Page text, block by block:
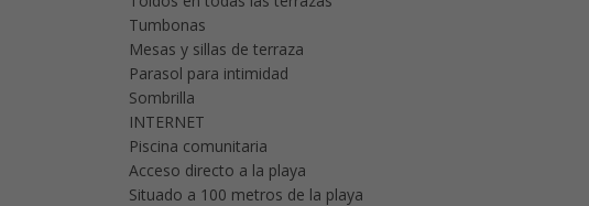
Tumbonas
Mesas y sillas de terraza
Parasol para intimidad
Sombrilla
INTERNET
Piscina comunitaria
Acceso directo a la playa
Situado a 100 metros de la playa